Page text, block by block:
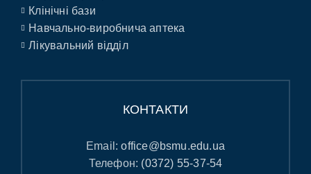
Клінічні бази
Навчально-виробнича аптека
Лікувальний відділ
КОНТАКТИ
Email:office@bsmu.edu.ua
Телефон: (0372) 55-37-54